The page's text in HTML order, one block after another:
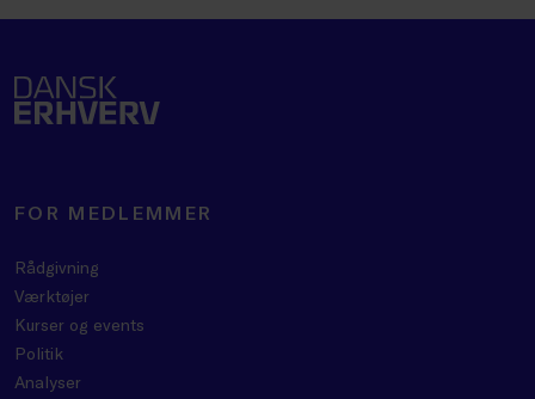
FOR MEDLEMMER
Rådgivning
Værktøjer
Kurser og events
Politik
Analyser